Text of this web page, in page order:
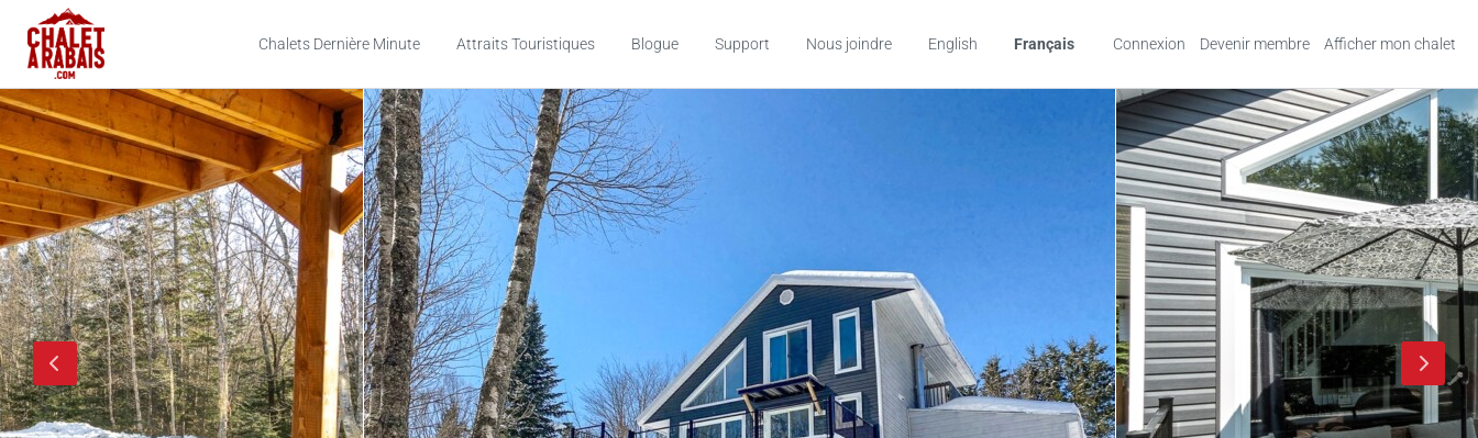
Chalets Dernière Minute Attraits Touristiques Blogue Support Nous joindre English Français Connexion Devenir membre Afficher mon chalet